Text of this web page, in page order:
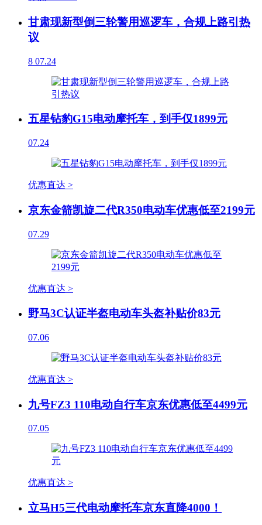
甘肃现新型倒三轮警用巡逻车，合规上路引热
议
8 07.24
五星钻豹G15电动摩托车，到手仅1899元
07.24
优惠直达 >
京东金箭凯旋二代R350电动车优惠低至2199元
07.29
优惠直达 >
野马3C认证半盔电动车头盔补贴价83元
07.06
优惠直达 >
九号FZ3 110电动自行车京东优惠低至4499元
07.05
优惠直达 >
立马H5三代电动摩托车京东直降4000！